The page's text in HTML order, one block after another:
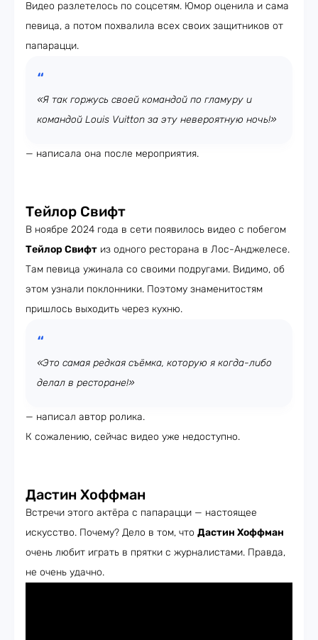
Видео разлетелось по соцсетям. Юмор оценила и сама
певица, а потом похвалила всех своих защитников от
папарацци.
«Я так горжусь своей командой по гламуру и
командой Louis Vuitton за эту невероятную ночь!»
— написала она после мероприятия.
Тейлор Свифт
В ноябре 2024 года в сети появилось видео с побегом
Тейлор Свифт из одного ресторана в Лос-Анджелесе.
Там певица ужинала со своими подругами. Видимо, об
этом узнали поклонники. Поэтому знаменитостям
пришлось выходить через кухню.
«Это самая редкая съёмка, которую я когда-либо
делал в ресторане!»
— написал автор ролика.
К сожалению, сейчас видео уже недоступно.
Дастин Хоффман
Встречи этого актёра с папарацци — настоящее
искусство. Почему? Дело в том, что Дастин Хоффман
очень любит играть в прятки с журналистами. Правда,
не очень удачно.